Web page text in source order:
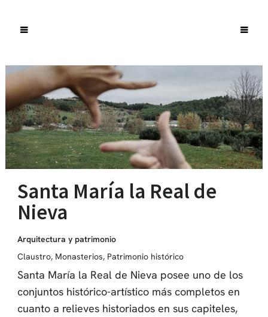
Santa María la Real de
Nieva
Arquitectura y patrimonio
Claustro, Monasterios, Patrimonio histórico
Santa María la Real de Nieva posee uno de los
conjuntos histórico-artístico más completos en
cuanto a relieves historiados en sus capiteles,